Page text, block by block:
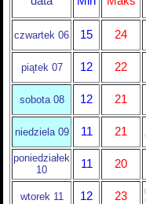
czwartek 06 15 24
piątek 07 12 22
sobota 08 12 21
niedziela 09 11 21
poniedziałek
10
11 20
wtorek 11 12 23